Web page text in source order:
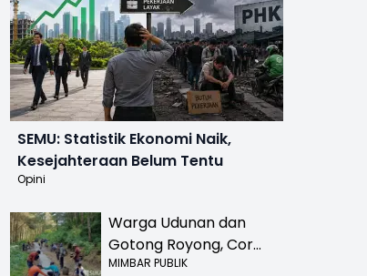
SEMU: Statistik Ekonomi Naik,
Kesejahteraan Belum Tentu
Opini
Warga Udunan dan
Gotong Royong, Cor
Jalan Hancur di
MIMBAR PUBLIK